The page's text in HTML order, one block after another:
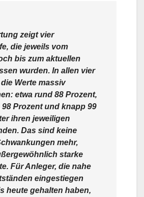
zeigt vier
die jeweils vom
bis zum aktuellen
wurden. In allen vier
Werte massiv
etwa rund 88 Prozent,
98 Prozent und knapp 99
ihren jeweiligen
Das sind keine
mehr,
starke
Für Anleger, die nahe
eingestiegen
heute gehalten haben,